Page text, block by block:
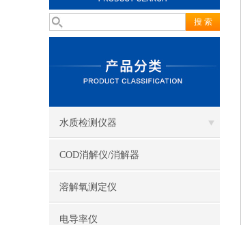
水质检测仪器
COD消解仪/消解器
溶解氧测定仪
电导率仪